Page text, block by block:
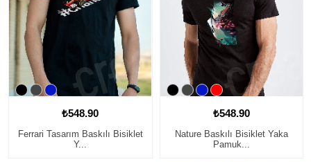
₺548.90
Ferrari Tasarım Baskılı Bisiklet
Y...
₺548.90
Nature Baskılı Bisiklet Yaka
Pamuk...